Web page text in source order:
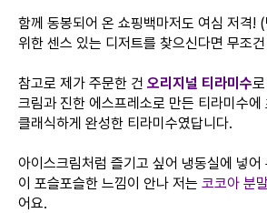
함께 동봉되어 온 쇼핑백마저도 여심 저격!
위한 센스 있는 디저트를 찾으신다면 무조
참고로 제가 주문한 건 오리지널 티라미수
크림과 진한 에스프레소로 만든 티라미수에
클래식하게 완성한 티라미수였답니다.
아이스크림처럼 즐기고 싶어 냉동실에 넣
이 포슬포슬한 느낌이 안나 저는 코코아 분
어요.